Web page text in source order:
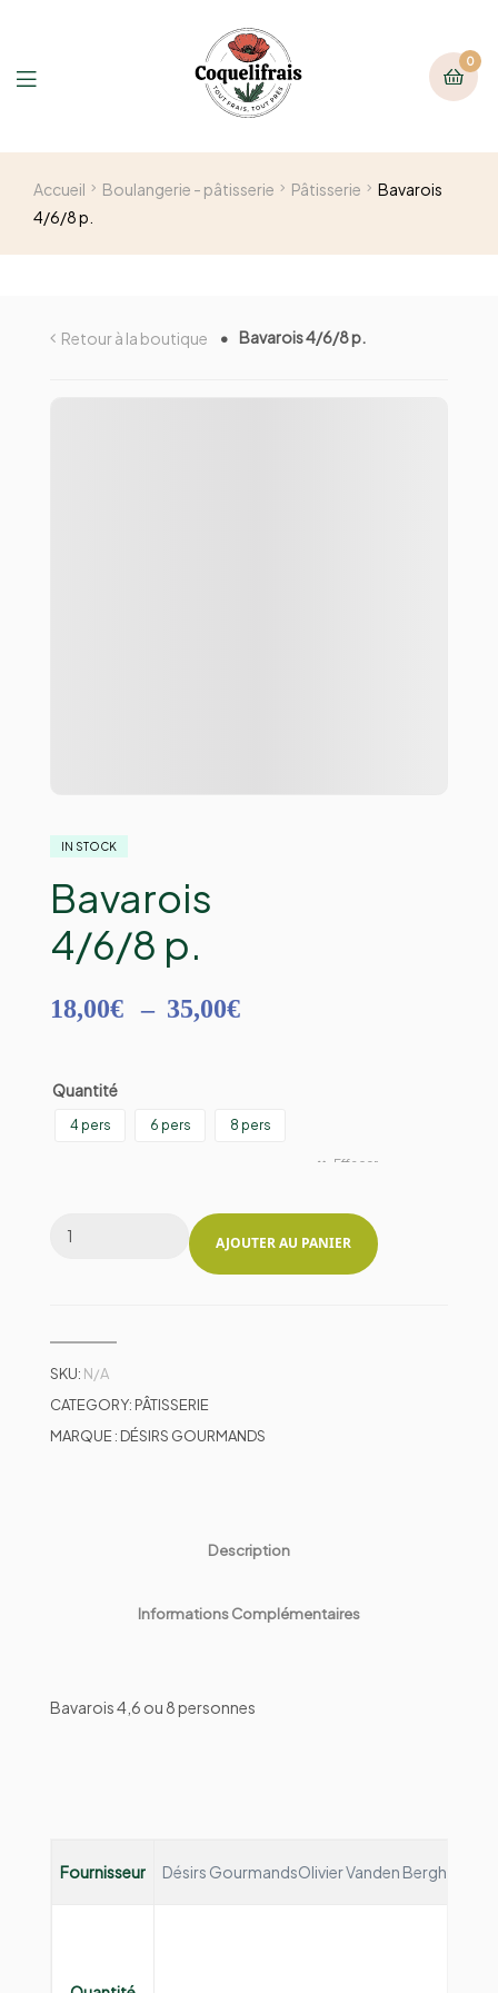
0
Accueil Boulangerie - pâtisserie Pâtisserie
Bavarois
4/6/8 p.
Retour à la boutique Bavarois 4/6/8 p.
IN STOCK
Bavarois
4/6/8 p.
18,00€ – 35,00€
Quantité
4 pers 6 pers 8 pers
Effacer
AJOUTER AU PANIER
SKU: N/A
CATEGORY: PÂTISSERIE
MARQUE : DÉSIRS GOURMANDS
Description
Informations Complémentaires
Bavarois 4,6 ou 8 personnes
Fournisseur Désirs GourmandsOlivier Vanden Bergh et